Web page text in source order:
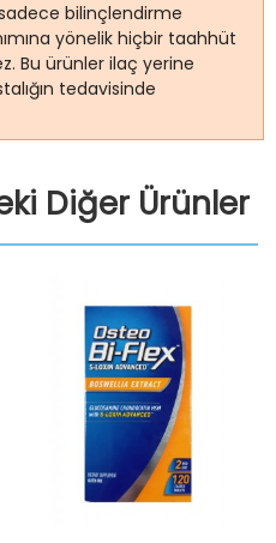
bilinçlendirme
yönelik hiçbir taahhüt
Bu ürünler ilaç yerine
tedavisinde
Diğer Ürünler